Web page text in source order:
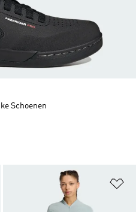
verlanglijst zetten
Schoenen